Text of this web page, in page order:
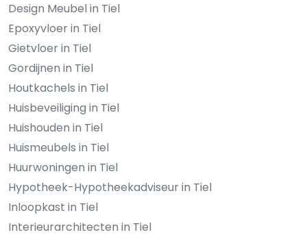
Design Meubel in Tiel
Epoxyvloer in Tiel
Gietvloer in Tiel
Gordijnen in Tiel
Houtkachels in Tiel
Huisbeveiliging in Tiel
Huishouden in Tiel
Huismeubels in Tiel
Huurwoningen in Tiel
Hypotheek-Hypotheekadviseur in Tiel
Inloopkast in Tiel
Interieurarchitecten in Tiel